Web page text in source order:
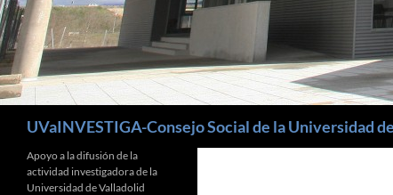
UVaINVESTIGA-Consejo Social de la Universidad
Apoyo a la difusión de la
actividad investigadora de la
Universidad de Valladolid